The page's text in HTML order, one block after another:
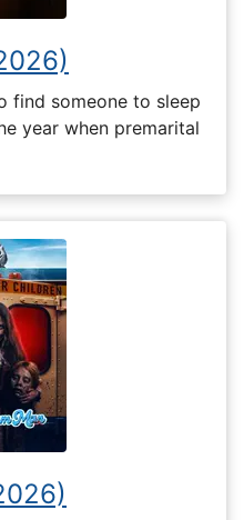
find someone to sleep
year when premarital